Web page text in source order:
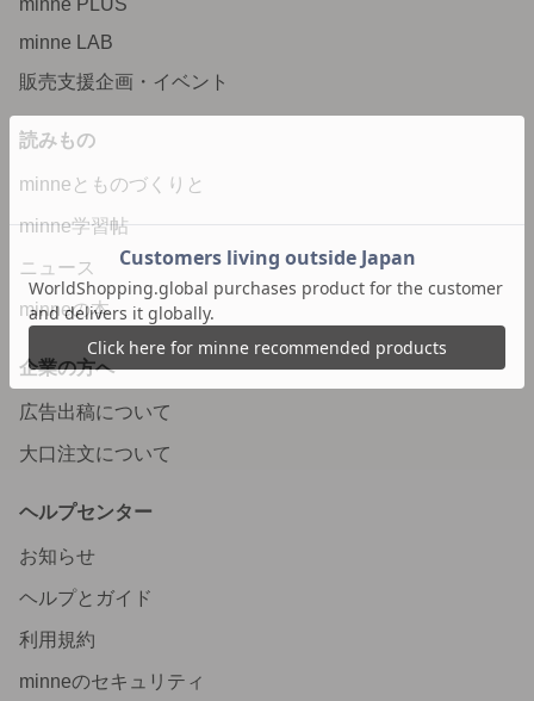
minne LAB
販売支援企画・イベント
読みもの
minneとものづくりと
minne学習帖
ニュース
minneの本
企業の方へ
広告出稿について
大口注文について
ヘルプセンター
お知らせ
ヘルプとガイド
利用規約
minneのセキュリティ